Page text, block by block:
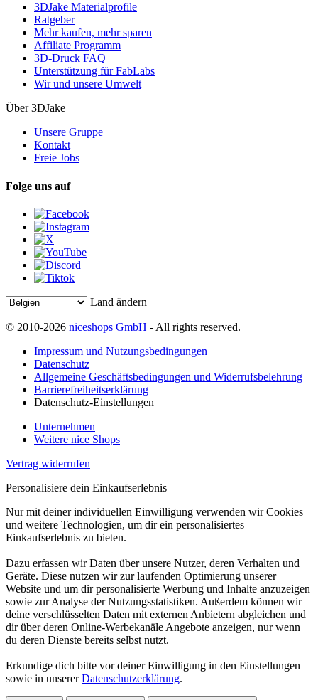
3DJake Materialprofile
Ratgeber
Mehr kaufen, mehr sparen
Affiliate Programm
3D-Druck FAQ
Unterstützung für FabLabs
Wir und unsere Umwelt
Über 3DJake
Unsere Gruppe
Kontakt
Freie Jobs
Folge uns auf
Land ändern
© 2010-2026 niceshops GmbH - All rights reserved.
Impressum und Nutzungsbedingungen
Datenschutz
Allgemeine Geschäftsbedingungen und Widerrufsbelehrung
Barrierefreiheitserklärung
Datenschutz-Einstellungen
Unternehmen
Weitere nice Shops
Vertrag widerrufen
Personalisiere dein Einkaufserlebnis
Nur mit deiner individuellen Einwilligung verwenden wir Cookies
und weitere Technologien, um dir ein personalisiertes
Einkaufserlebnis zu bieten.
Dazu erfassen wir Daten über unsere Nutzer, deren Verhalten und
Geräte. Diese nutzen wir zur laufenden Optimierung unserer
Website und um dir personalisierte Werbung und Inhalte anzuzeigen
sowie zur Analyse der Nutzungsstatistiken. Außerdem können wir
deine verschlüsselten Daten mit externen Anbietern abgleichen und
dir über deren Online-Werbekanäle Angebote anzeigen, nur wenn
du deren Dienste bereits selbst nutzt.
Erkundige dich bitte vor deiner Einwilligung in den Einstellungen
sowie in unsererDatenschutzerklärung.